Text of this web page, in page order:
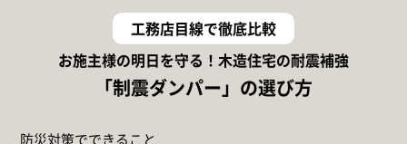
工務店目線で徹底比較
お施主様の明日を守る！木造住宅の耐震補強
「制震ダンパー」の選び方
防災対策でできること